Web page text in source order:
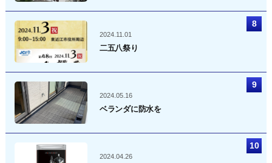
2024.11.01
二五八祭り
2024.05.16
ベランダに防水を
2024.04.26